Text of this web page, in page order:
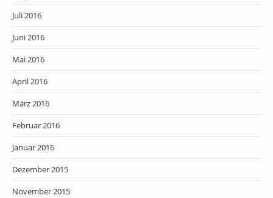
Juli 2016
Juni 2016
Mai 2016
April 2016
März 2016
Februar 2016
Januar 2016
Dezember 2015
November 2015